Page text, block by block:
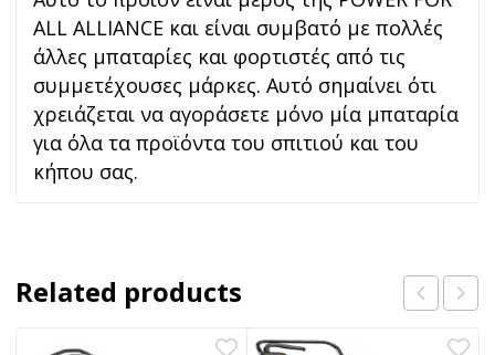
ALL ALLIANCE και είναι συμβατό με πολλές
άλλες μπαταρίες και φορτιστές από τις
συμμετέχουσες μάρκες. Αυτό σημαίνει ότι
χρειάζεται να αγοράσετε μόνο μία μπαταρία
για όλα τα προϊόντα του σπιτιού και του
κήπου σας.
Related products